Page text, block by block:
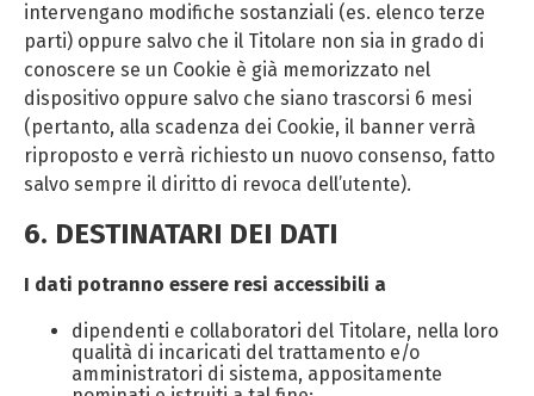
intervengano modifiche sostanziali (es. elenco terze
parti) oppure salvo che il Titolare non sia in grado di
conoscere se un Cookie è già memorizzato nel
dispositivo oppure salvo che siano trascorsi 6 mesi
(pertanto, alla scadenza dei Cookie, il banner verrà
riproposto e verrà richiesto un nuovo consenso, fatto
salvo sempre il diritto di revoca dell’utente).
6. DESTINATARI DEI DATI
I dati potranno essere resi accessibili a
dipendenti e collaboratori del Titolare, nella loro
qualità di incaricati del trattamento e/o
amministratori di sistema, appositamente